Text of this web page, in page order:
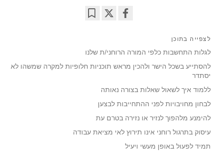
facebook
לצפייה בתוכן
לגלות התחשבות כלפי המורה הרוחני/ת שלנו
להסתייע בשכל הישר ולהכין מראש תוכניות חלופיות למקרה שמשהו לא
יסתדר
ללמוד איך לשאול שאלות בצורה נאותה
לבחון מחויבויות לפני ההתחייבות לבצען
להימנע מלהפוך לנזיר או נזירה בטרם עת
עיסוק בתרגול רוחני אינו תירוץ לאי מציאת עבודה
תמיד לפעול באופן מעשי ויעיל